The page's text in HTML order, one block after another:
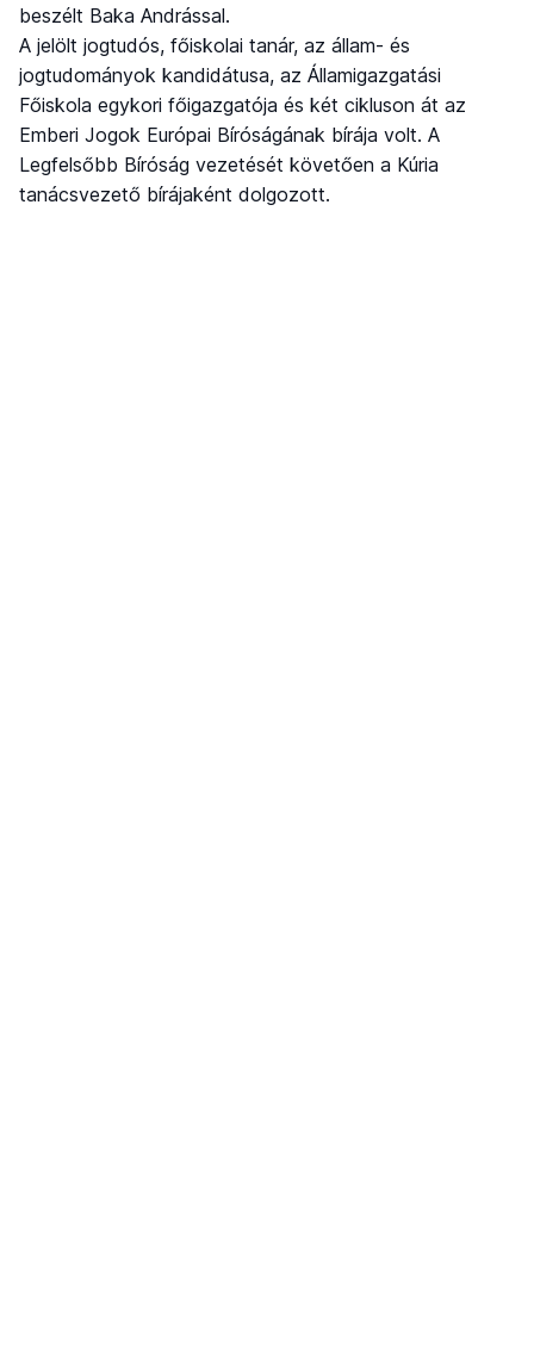
beszélt Baka Andrással.
A jelölt jogtudós, főiskolai tanár, az állam- és
jogtudományok kandidátusa, az Államigazgatási
Főiskola egykori főigazgatója és két cikluson át az
Emberi Jogok Európai Bíróságának bírája volt. A
Legfelsőbb Bíróság vezetését követően a Kúria
tanácsvezető bírájaként dolgozott.